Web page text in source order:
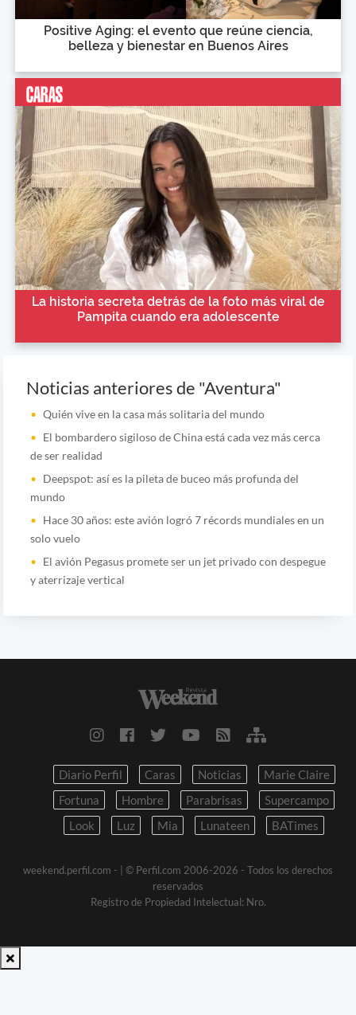
Positive Aging: el evento que reúne ciencia,
belleza y bienestar en Buenos Aires
La historia secreta detrás de la foto más viral de
Pampita cuando era adolescente
Noticias anteriores de "Aventura"
Quién vive en la casa más solitaria del mundo
El bombardero sigiloso de China está cada vez más cerca
de ser realidad
Deepspot: así es la pileta de buceo más profunda del
mundo
Hace 30 años: este avión logró 7 récords mundiales en un
solo vuelo
El avión Pegasus promete ser un jet privado con despegue
y aterrizaje vertical
Diario Perfil Caras Noticias
Marie Claire
Fortuna
Hombre Parabrisas
Supercampo
Look
Luz Mia Lunateen BATimes
weekend.perfil.com -
| © Perfil.com 2006-2026 - Todos los derechos
reservados
Registro de Propiedad Intelectual: Nro.